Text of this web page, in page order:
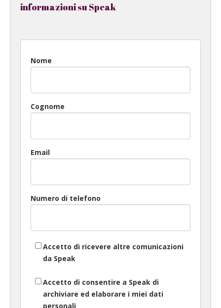
informazioni su Speak
Nome
Cognome
Email
Numero di telefono
Accetto di ricevere altre comunicazioni
da Speak
Accetto di consentire a Speak di
archiviare ed elaborare i miei dati
personali